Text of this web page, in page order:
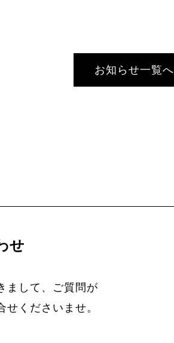
お知らせ一覧へ
せ
まして、ご質問が
くださいませ。